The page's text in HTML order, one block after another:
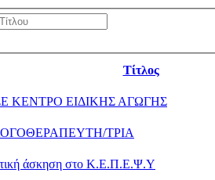
Τίτλος
ΚΕΝΤΡΟ ΕΙΔΙΚΗΣ ΑΓΩΓΗΣ
ΤΡΙΑ
άσκηση στο Κ.Ε.Π.Ε.Ψ.Υ